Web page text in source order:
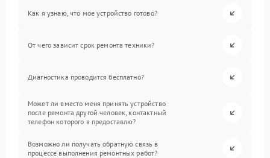
Как я узнаю, что мое устройство готово?
От чего зависит срок ремонта техники?
Диагностика проводится бесплатно?
Может ли вместо меня принять устройство
после ремонта другой человек, контактный
телефон которого я предоставлю?
Возможно ли получать обратную связь в
процессе выполнения ремонтных работ?